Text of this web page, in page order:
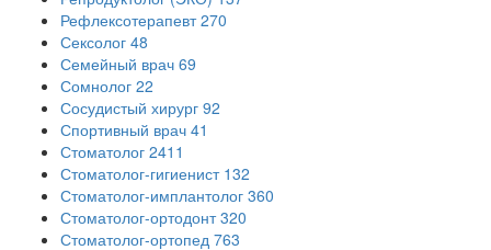
Рефлексотерапевт 270
Сексолог 48
Семейный врач 69
Сомнолог 22
Сосудистый хирург 92
Спортивный врач 41
Стоматолог 2411
Стоматолог-гигиенист 132
Стоматолог-имплантолог 360
Стоматолог-ортодонт 320
Стоматолог-ортопед 763